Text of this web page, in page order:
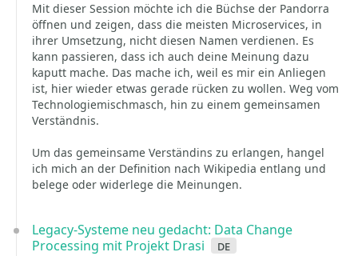
Mit dieser Session möchte ich die Büchse der Pandorra
öffnen und zeigen, dass die meisten Microservices, in
ihrer Umsetzung, nicht diesen Namen verdienen. Es
kann passieren, dass ich auch deine Meinung dazu
kaputt mache. Das mache ich, weil es mir ein Anliegen
ist, hier wieder etwas gerade rücken zu wollen. Weg vom
Technologiemischmasch, hin zu einem gemeinsamen
Verständnis.
Um das gemeinsame Verständins zu erlangen, hangel
ich mich an der Definition nach Wikipedia entlang und
belege oder widerlege die Meinungen.
Legacy-Systeme neu gedacht: Data Change
Processing mit Projekt Drasi
de